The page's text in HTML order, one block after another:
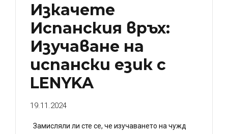
Изкачете
Испанския връх:
Изучаване на
испански език с
LENYKA
19.11.2024
Замисляли ли сте се, че изучаването на чужд